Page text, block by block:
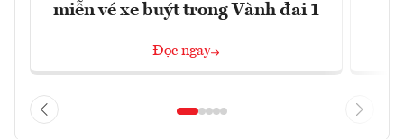
miễn vé xe buýt trong Vành đai 1
Đọc ngay